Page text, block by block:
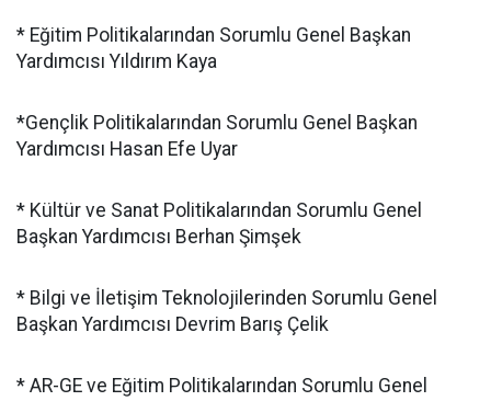
* Eğitim Politikalarından Sorumlu Genel Başkan
Yardımcısı Yıldırım Kaya
*Gençlik Politikalarından Sorumlu Genel Başkan
Yardımcısı Hasan Efe Uyar
* Kültür ve Sanat Politikalarından Sorumlu Genel
Başkan Yardımcısı Berhan Şimşek
* Bilgi ve İletişim Teknolojilerinden Sorumlu Genel
Başkan Yardımcısı Devrim Barış Çelik
* AR-GE ve Eğitim Politikalarından Sorumlu Genel